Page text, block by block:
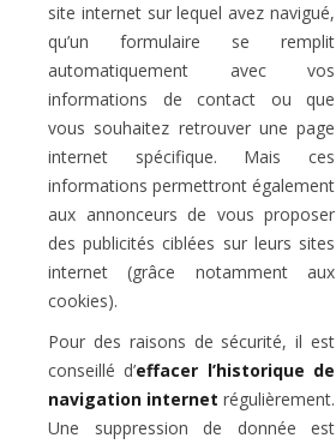
site internet sur lequel avez navigué,
qu’un formulaire se remplit
automatiquement avec vos
informations de contact ou que
vous souhaitez retrouver une page
internet spécifique. Mais ces
informations permettront également
aux annonceurs de vous proposer
des publicités ciblées sur leurs sites
internet (grâce notamment aux
cookies).
Pour des raisons de sécurité, il est
conseillé d’effacer l’historique de
navigation internet régulièrement.
Une suppression de donnée est